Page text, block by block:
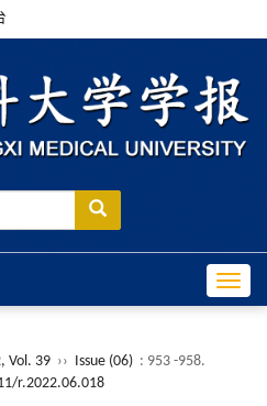
Vol. 39 ›› Issue (06) : 953 -958.
r.2022.06.018